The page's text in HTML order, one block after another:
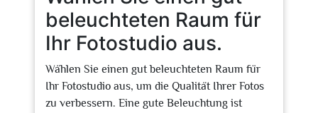
beleuchteten Raum für
Ihr Fotostudio aus.
Wählen Sie einen gut beleuchteten Raum für
Ihr Fotostudio aus, um die Qualität Ihrer Fotos
zu verbessern. Eine gute Beleuchtung ist